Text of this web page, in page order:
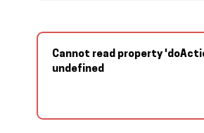
Cannot read property
undefined